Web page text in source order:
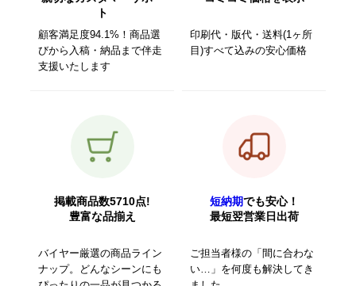
ト
顧客満足度94.1%！商品選
びから入稿・納品まで伴走
支援いたします
印刷代・版代・送料(1ヶ所
目)すべて込みの安心価格
掲載商品数5710点!
豊富な品揃え
バイヤー厳選の商品ライン
ナップ。どんなシーンにも
短納期でも安心！
最短翌営業日出荷
ご担当者様の「間に合わな
い…」を何度も解決してき